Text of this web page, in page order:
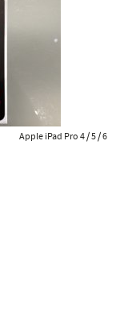
Apple iPad Pro 4 / 5 / 6